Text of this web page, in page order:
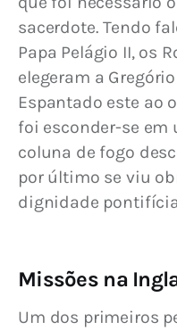
sacerdote. Tendo
Papa Pelágio II, os
elegeram a
Espantado este ao
foi esconder-se em
coluna de fogo
por último se viu
dignidade
Missões na
Um dos primeiros